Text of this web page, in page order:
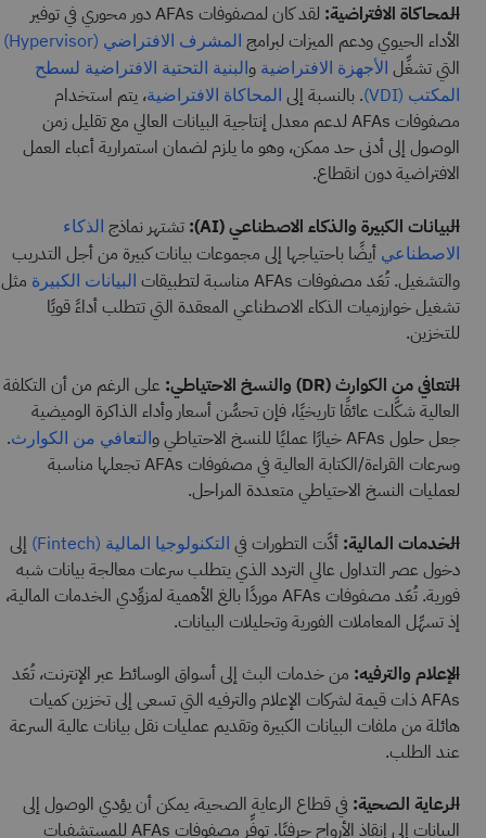
المحاكاة الافتراضية:
لقد كان لمصفوفات AFAs دور محوري في توفير
الأداء الحيوي ودعم الميزات لبرامج المشرف الافتراضي (Hypervisor)
التي تشغِّل الأجهزة الافتراضية والبنية التحتية الافتراضية لسطح
المكتب (VDI)
. بالنسبة إلى المحاكاة الافتراضية، يتم استخدام
مصفوفات AFAs لدعم معدل إنتاجية البيانات العالي مع تقليل زمن
الوصول إلى أدنى حد ممكن، وهو ما يلزم لضمان استمرارية أعباء العمل
الافتراضية دون انقطاع.
البيانات الكبيرة والذكاء الاصطناعي (AI): تشتهر نماذج الذكاء
الاصطناعي أيضًا باحتياجها إلى مجموعات بيانات كبيرة من أجل التدريب
والتشغيل. تُعَد مصفوفات AFAs مناسبة لتطبيقات
البيانات الكبيرة مثل
تشغيل خوارزميات الذكاء الاصطناعي المعقدة التي تتطلب أداءً قويًا
للتخزين.
التعافي من الكوارث (DR) والنسخ الاحتياطي:
على الرغم من أن التكلفة
العالية شكَّلت عائقًا تاريخيًا، فإن تحسُّن أسعار وأداء الذاكرة الوميضية
جعل حلول AFAs خيارًا عمليًا للنسخ الاحتياطي و
التعافي من الكوارث.
وسرعات القراءة/الكتابة العالية في مصفوفات AFAs تجعلها مناسبة
لعمليات النسخ الاحتياطي متعددة المراحل.
الخدمات المالية: أدَّت التطورات في التكنولوجيا المالية (Fintech)
إلى
دخول عصر التداول عالي التردد الذي يتطلب سرعات معالجة بيانات شبه
فورية. تُعَد مصفوفات AFAs موردًا بالغ الأهمية لمزوِّدي الخدمات المالية،
إذ تسهِّل المعاملات الفورية وتحليلات البيانات.
الإعلام والترفيه: من خدمات البث إلى أسواق الوسائط عبر الإنترنت، تُعَد
AFAs ذات قيمة لشركات الإعلام والترفيه التي تسعى إلى تخزين كميات
هائلة من ملفات البيانات الكبيرة وتقديم عمليات نقل بيانات عالية السرعة
عند الطلب.
الرعاية الصحية: في قطاع الرعاية الصحية، يمكن أن يؤدي الوصول إلى
البيانات إلى إنقاذ الأرواح حرفيًا. توفِّر مصفوفات AFAs للمستشفيات